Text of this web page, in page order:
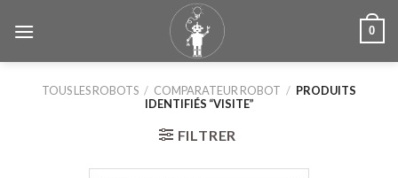
0
TOUS LES ROBOTS / COMPARATEUR ROBOT / PRODUITS
IDENTIFIÉS “VISITE”
FILTRER